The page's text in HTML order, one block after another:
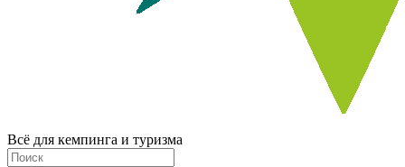
Всё для кемпинга и туризма